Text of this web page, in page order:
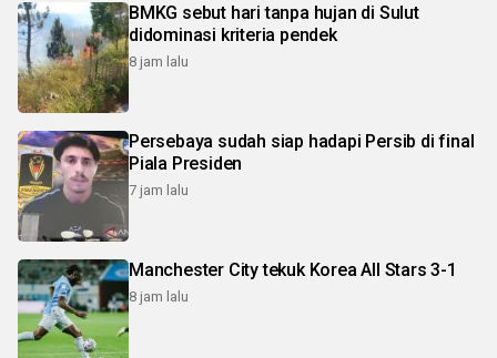
BMKG sebut hari tanpa hujan di Sulut
didominasi kriteria pendek
8 jam lalu
Persebaya sudah siap hadapi Persib di final
Piala Presiden
7 jam lalu
Manchester City tekuk Korea All Stars 3-1
8 jam lalu